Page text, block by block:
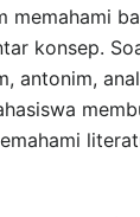
memahami
konsep.
antonim,